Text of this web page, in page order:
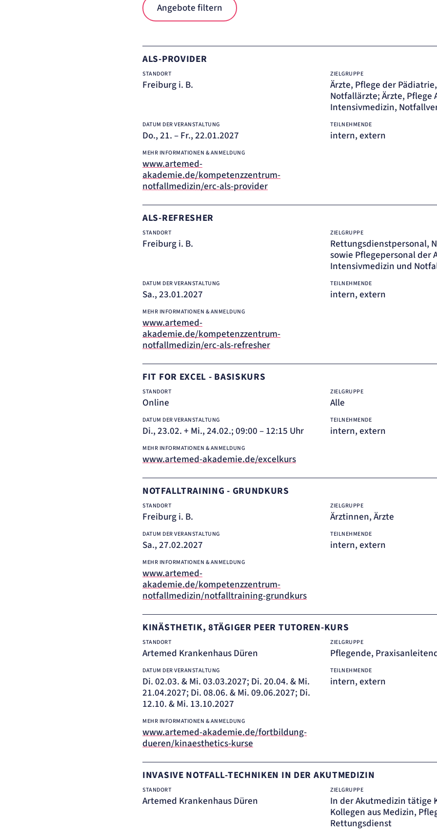
Angebote filtern
ALS-PROVIDER
STANDORT
Freiburg i. B.
ZIELGRUPPE
Ärzte, Pflege der
Notfallärzte; Ärzte, Pflege
Intensivmedizin,
DATUM DER VERANSTALTUNG
Do., 21. – Fr., 22.01.2027
TEILNEHMENDE
intern, extern
MEHR INFORMATIONEN & ANMELDUNG
www.artemed-
akademie.de/kompetenzzentrum-
notfallmedizin/erc-als-provider
ALS-REFRESHER
STANDORT
Freiburg i. B.
ZIELGRUPPE
Rettungsdienstpersonal,
sowie Pflegepersonal der
Intensivmedizin und
DATUM DER VERANSTALTUNG
Sa., 23.01.2027
TEILNEHMENDE
intern, extern
MEHR INFORMATIONEN & ANMELDUNG
www.artemed-
akademie.de/kompetenzzentrum-
notfallmedizin/erc-als-refresher
FIT FOR EXCEL - BASISKURS
STANDORT
Online
ZIELGRUPPE
Alle
DATUM DER VERANSTALTUNG
Di., 23.02. + Mi., 24.02.; 09:00 – 12:15 Uhr
TEILNEHMENDE
intern, extern
MEHR INFORMATIONEN & ANMELDUNG
www.artemed-akademie.de/excelkurs
NOTFALLTRAINING - GRUNDKURS
STANDORT
Freiburg i. B.
ZIELGRUPPE
Ärztinnen, Ärzte
DATUM DER VERANSTALTUNG
Sa., 27.02.2027
TEILNEHMENDE
intern, extern
MEHR INFORMATIONEN & ANMELDUNG
www.artemed-
akademie.de/kompetenzzentrum-
notfallmedizin/notfalltraining-grundkurs
KINÄSTHETIK, 8TÄGIGER PEER TUTOREN-KURS
STANDORT
Artemed Krankenhaus Düren
ZIELGRUPPE
Pflegende,
DATUM DER VERANSTALTUNG
Di. 02.03. & Mi. 03.03.2027; Di. 20.04. & Mi.
21.04.2027; Di. 08.06. & Mi. 09.06.2027; Di.
12.10. & Mi. 13.10.2027
TEILNEHMENDE
intern, extern
MEHR INFORMATIONEN & ANMELDUNG
www.artemed-akademie.de/fortbildung-
dueren/kinaesthetics-kurse
INVASIVE NOTFALL-TECHNIKEN IN DER AKUTMEDIZIN
STANDORT
Artemed Krankenhaus Düren
ZIELGRUPPE
In der Akutmedizin tätige
Kollegen aus Medizin,
Rettungsdienst
Es erlaubt eTracker Cookies zu setzen.